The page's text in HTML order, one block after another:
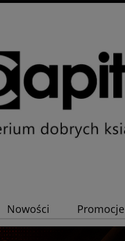
Nowości Promocje